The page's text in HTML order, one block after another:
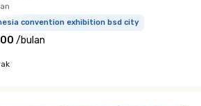
convention exhibition bsd city
/bulan